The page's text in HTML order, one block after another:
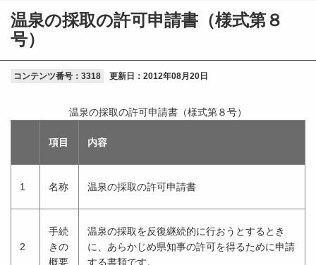
温泉の採取の許可申請書（様式第８
号）
コンテンツ番号：3318 更新日： 2012年08月20日
項目 内容
温泉の採取の許可申請書（様式第８号）
1 名称 温泉の採取の許可申請書
2
手続
きの
概要
温泉の採取を反復継続的に行おうとするとき
に、あらかじめ県知事の許可を得るために申請
する書類です。